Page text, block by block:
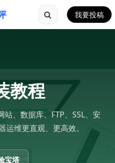
我要投稿
教程
、数据库、FTP、SSL、安
维更直观、更高效。
宝塔